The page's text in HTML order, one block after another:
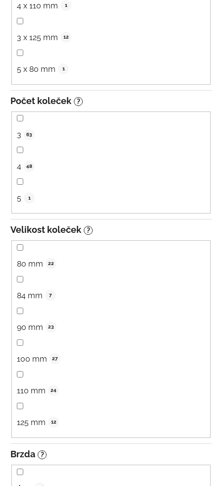
4 x 110 mm 1
3 x 125 mm 12
5 x 80 mm 1
Počet koleček ?
3 63
4 48
5 1
Velikost koleček ?
80 mm 22
84 mm 7
90 mm 23
100 mm 27
110 mm 24
125 mm 12
Brzda ?